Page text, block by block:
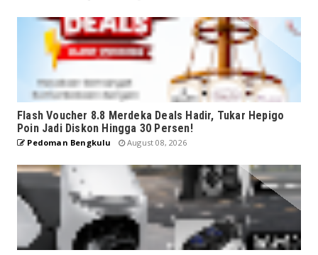
Flash Voucher 8.8 Merdeka Deals Hadir, Tukar Hepigo
Poin Jadi Diskon Hingga 30 Persen!
Pedoman Bengkulu August 08, 2026